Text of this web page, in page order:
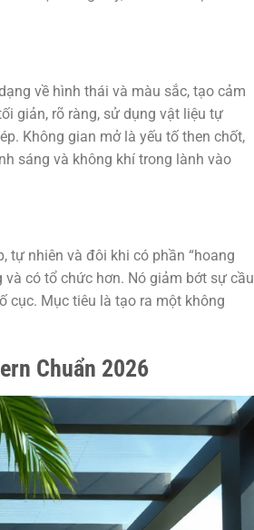
về hình thái và màu sắc, tạo cảm
giản, rõ ràng, sử dụng vật liệu tự
Không gian mở là yếu tố then chốt,
sáng và không khí trong lành vào
tự nhiên và đôi khi có phần “hoang
có tổ chức hơn. Nó giảm bớt sự cầu
cục. Mục tiêu là tạo ra một không
Chuẩn 2026